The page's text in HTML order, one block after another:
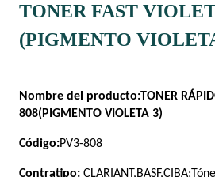
TONER FAST
(PIGMENTO